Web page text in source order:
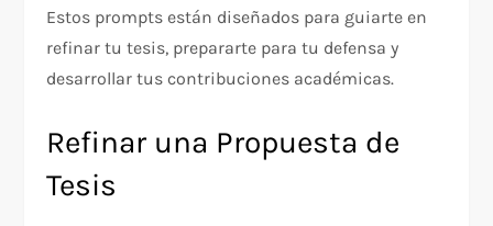
Estos prompts están diseñados para guiarte en
refinar tu tesis, prepararte para tu defensa y
desarrollar tus contribuciones académicas.
Refinar una Propuesta de
Tesis